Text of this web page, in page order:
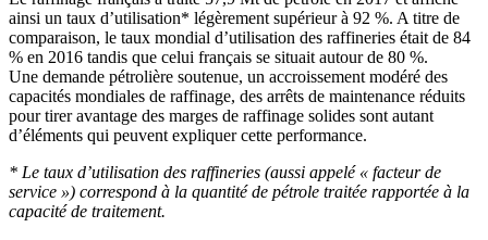
ainsi un taux d’utilisation* légèrement supérieur à 92 %. A titre de
comparaison, le taux mondial d’utilisation des raffineries était de 84
% en 2016 tandis que celui français se situait autour de 80 %.
Une demande pétrolière soutenue, un accroissement modéré des
capacités mondiales de raffinage, des arrêts de maintenance réduits
pour tirer avantage des marges de raffinage solides sont autant
d’éléments qui peuvent expliquer cette performance.
* Le taux d’utilisation des raffineries (aussi appelé « facteur de
service ») correspond à la quantité de pétrole traitée rapportée à la
capacité de traitement.